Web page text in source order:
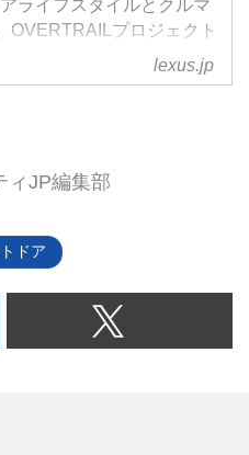
ライフスタイルとクルマ
OVERTRAILプロジェクト
lexus.jp
ィJP編集部
ドア